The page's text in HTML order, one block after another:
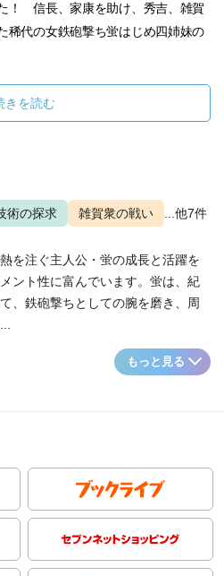
！ 信長、家康を助け、秀吉、雑賀
稀代の女鉄砲撃ち蛍はじめ四姉妹の
きを読む
術の探求 雑賀衆の戦い ...他7件
を注ぐ主人公・蛍の成長と活躍を
ント性に富んでいます。蛍は、紀
、鉄砲撃ちとしての腕を磨き、周
もっと見る